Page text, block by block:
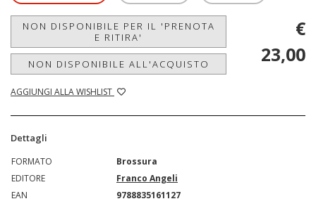
NON DISPONIBILE PER IL 'PRENOTA
E RITIRA'
NON DISPONIBILE ALL'ACQUISTO
AGGIUNGI ALLA WISHLIST
€
23,00
Dettagli
FORMATO
Brossura
EDITORE
Franco Angeli
EAN
9788835161127